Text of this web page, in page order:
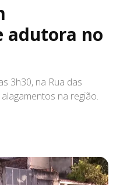
adutora no
3h30, na Rua das
na região.